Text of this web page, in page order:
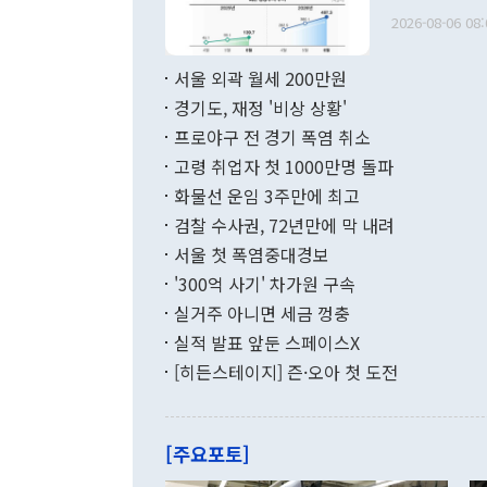
다. [정동영 통일부 장관이 지난달 23일 오후 서울 종로구 정부서울청사에
무너졌다고
함께 4자 대
"우리의 선
관은 업무
이 9월 러시
료=한국은행] 한국은행이 6일 발표한 '2026년 6월 국제수지(잠정)'
며 월간 기
196.9% 급
수출은
기록했지만
로 전환됐다.
는 배당수입
2026-08-06
서울 외곽 월세 200만원
경기도, 재정 '비상 상황'
프로야구 전 경기 폭염 취소
고령 취업자 첫 1000만명 돌파
화물선 운임 3주만에 최고
검찰 수사권, 72년만에 막 내려
서울 첫 폭염중대경보
'300억 사기' 차가원 구속
실거주 아니면 세금 껑충
실적 발표 앞둔 스페이스X
[히든스테이지] 즌·오아 첫 도전
[주요포토]